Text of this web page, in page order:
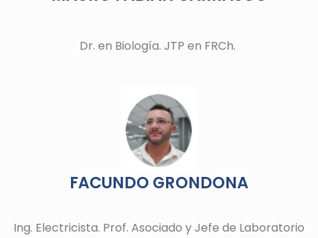
Dr. en Biología. JTP en FRCh.
FACUNDO GRONDONA
Ing. Electricista. Prof. Asociado y Jefe de Laboratorio